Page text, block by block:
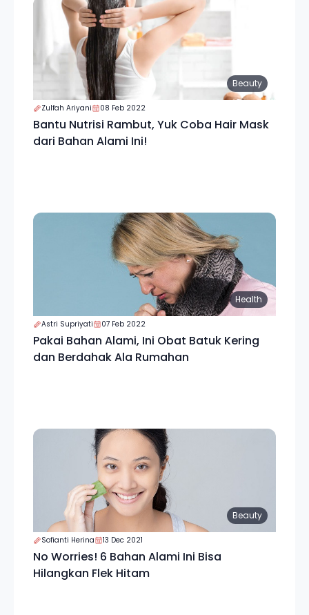
Beauty
Zulfah Ariyani 08 Feb 2022
Bantu Nutrisi Rambut, Yuk Coba Hair Mask
dari Bahan Alami Ini!
Health
Astri Supriyati 07 Feb 2022
Pakai Bahan Alami, Ini Obat Batuk Kering
dan Berdahak Ala Rumahan
Beauty
Sofianti Herina 13 Dec 2021
No Worries! 6 Bahan Alami Ini Bisa
Hilangkan Flek Hitam